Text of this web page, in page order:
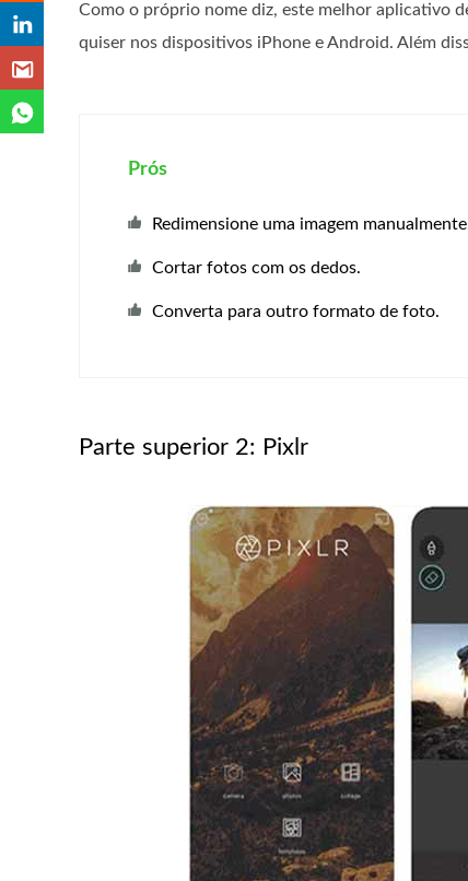
Como o próprio nome diz, este melhor aplicativo
quiser nos dispositivos iPhone e Android. Além
Prós
Redimensione uma imagem
Cortar fotos com os dedos.
Converta para outro formato de foto.
Parte superior 2: Pixlr